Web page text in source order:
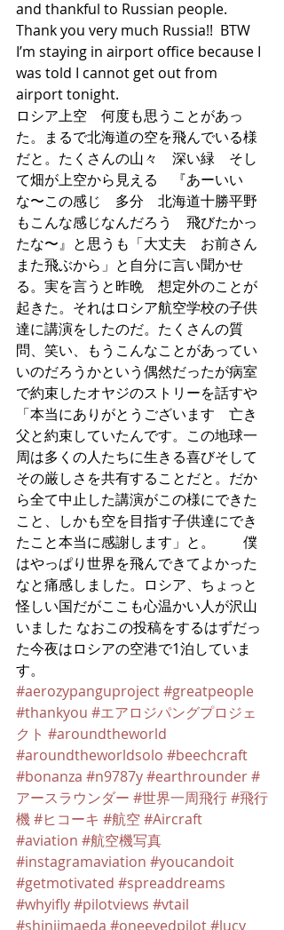
and thankful to Russian people.
Thank you very much Russia!!  BTW
I’m staying in airport office because I
was told I cannot get out from
airport tonight.
ロシア上空　何度も思うことがあっ
た。まるで北海道の空を飛んでいる様
だと。たくさんの山々　深い緑　そし
て畑が上空から見える　『あーいい
な〜この感じ　多分　北海道十勝平野
もこんな感じなんだろう　飛びたかっ
たな〜』と思うも「大丈夫　お前さん
また飛ぶから」と自分に言い聞かせ
る。実を言うと昨晩　想定外のことが
起きた。それはロシア航空学校の子供
達に講演をしたのだ。たくさんの質
問、笑い、もうこんなことがあってい
いのだろうかという偶然だったが病室
で約束したオヤジのストリーを話すや
「本当にありがとうございます　亡き
父と約束していたんです。この地球一
周は多くの人たちに生きる喜びそして
その厳しさを共有することだと。だか
ら全て中止した講演がこの様にできた
こと、しかも空を目指す子供達にでき
たこと本当に感謝します」と。　　僕
はやっぱり世界を飛んできてよかった
なと痛感しました。ロシア、ちょっと
怪しい国だがここも心温かい人が沢山
いました なおこの投稿をするはずだっ
た今夜はロシアの空港で1泊していま
す。
#aerozypanguproject#greatpeople
#thankyou #エアロジパングプロジェ
クト #aroundtheworld
#aroundtheworldsolo #beechcraft
#bonanza #n9787y#earthrounder#
アースラウンダー #世界一周飛行#飛行
機#ヒコーキ #航空 #Aircraft
#aviation #航空機写真
#instagramaviation #youcandoit
#getmotivated #spreaddreams
#whyifly#pilotviews #vtail
#shinjimaeda #oneeyedpilot#lucy